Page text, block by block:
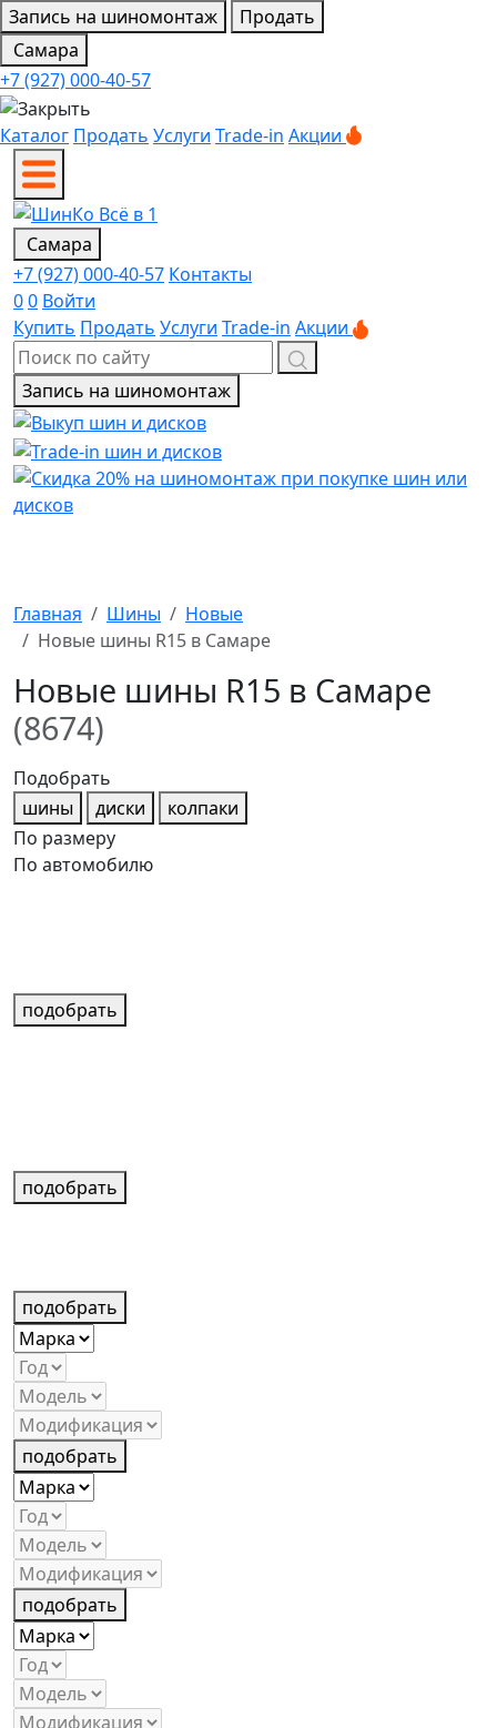
Запись на шиномонтаж
Продать
Самара
+7 (927) 000-40-57
Каталог Продать Услуги Trade-in Акции
Самара
+7 (927) 000-40-57 Контакты
00 Войти
Купить Продать Услуги Trade-in Акции
Запись на шиномонтаж
Главная Шины
Новые
Новые шины R15 в Самаре
Новые шины R15 в Самаре
(8674)
Подобрать
шины
диски
колпаки
По размеру
По автомобилю
подобрать
подобрать
подобрать
подобрать
подобрать